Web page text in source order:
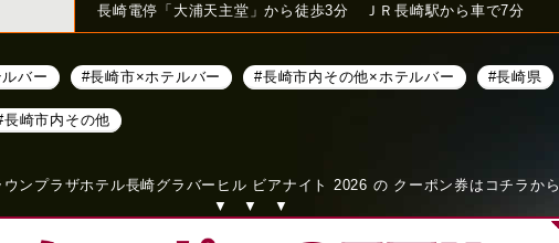
長崎電停「大浦天主堂」から徒歩3分 ＪＲ長崎駅から車で7分
バー #長崎市×ホテルバー #長崎市内その他×ホテルバー #長崎県
長崎市内その他
ンプラザホテル長崎グラバーヒル ビアナイト 2026 の クーポン券はコチラから
▼ ▼ ▼